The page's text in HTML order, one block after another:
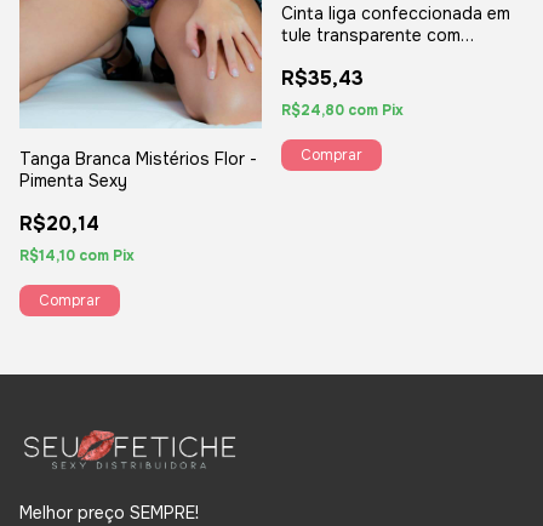
Tanga Branca Mistérios Flor -
Pimenta Sexy
R$20,14
R$14,10 com Pix
Cinta liga confeccionada em
tule transparente com
de meia -YAFFA Lingerie
R$35,43
R$24,80 com Pix
Melhor preço SEMPRE!